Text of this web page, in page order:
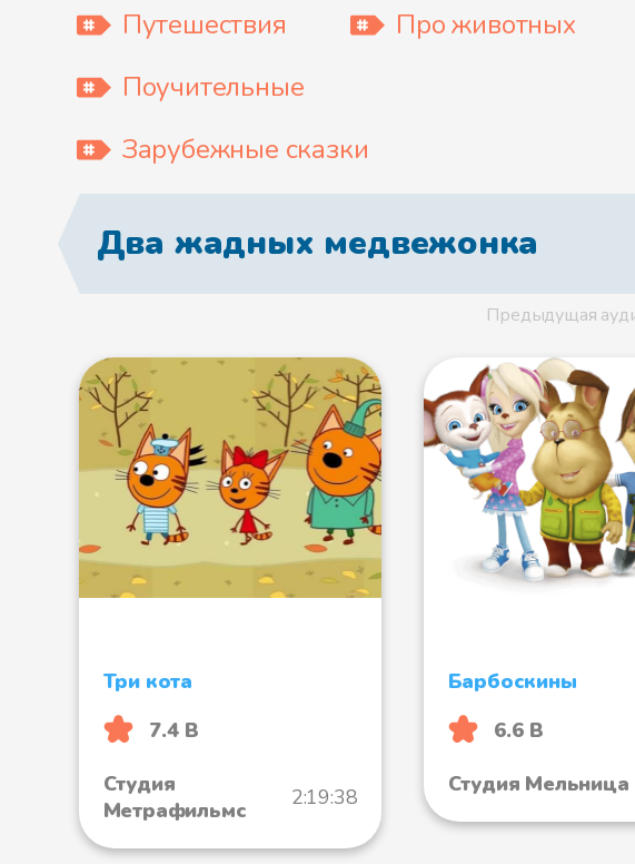
Путешествия
Про животных
Поучительные
Зарубежные сказки
Два жадных медвежонка
Предыдущая
Три кота
7.4 B
Студия
Метрафильмс
2:19:38
Барбоскины
6.6 B
Студия Мельница